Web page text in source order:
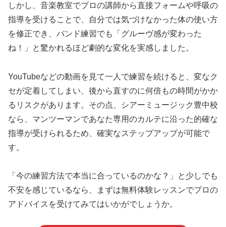
しかし、音楽教室でプロの講師から直接フォームや呼吸の
指導を受けることで、自分では気づけなかった体の使い方
を修正でき、バンド練習でも「グルーヴ感が変わった
ね！」と驚かれるほど劇的な変化を実感しました。
YouTubeなどの動画を見て一人で練習を続けると、変なク
セが定着してしまい、後から直すのに何倍もの時間がかか
るリスクがあります。その点、シアーミュージック豊中校
なら、マンツーマンであなた専用のカルテに沿った的確な
指導が受けられるため、確実なステップアップが可能で
す。
「今の練習方法で本当に合っているのかな？」と少しでも
不安を感じているなら、まずは無料体験レッスンでプロの
アドバイスを受けてみてはいかがでしょうか。